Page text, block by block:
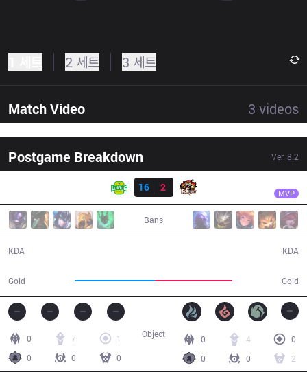
2 세트 3 세트
Match Video 3 videos
Postgame Breakdown Ver. 8.2
16
2 MVP
Bans
KDA
Gold Gold
KDA
0 7
1
0
0 0
0 4
0
0
0 2
Object